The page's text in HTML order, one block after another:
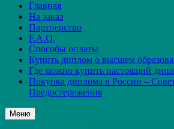
Главная
На заказ
Партнерство
F.A.Q.
Способы оплаты
Купить диплом о высшем
Где можно купить настоящий
Покупка диплома в России –
Предостережения
Меню